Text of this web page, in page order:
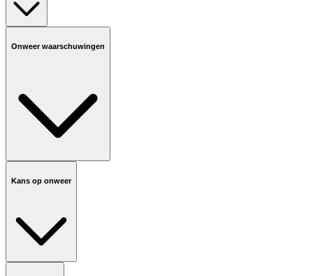
Onweer waarschuwingen
Kans op onweer